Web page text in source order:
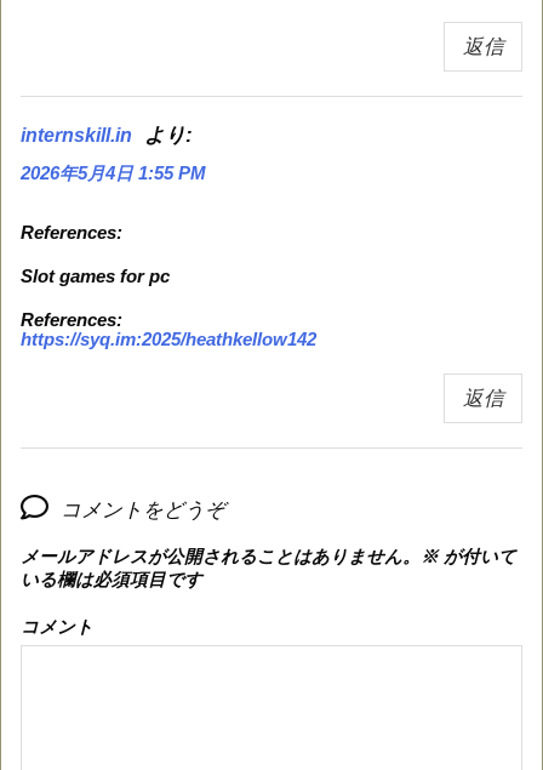
返信
internskill.in より:
2026年5月4日 1:55 PM
References:
Slot games for pc
References:
https://syq.im:2025/heathkellow142
返信
コメントをどうぞ
メールアドレスが公開されることはありません。 ※が付いて
いる欄は必須項目です
コメント